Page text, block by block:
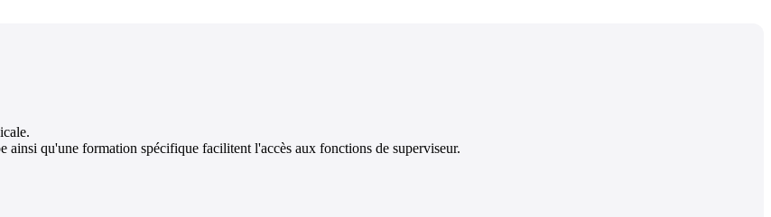
qu'une formation spécifique facilitent l'accès aux fonctions de superviseur.